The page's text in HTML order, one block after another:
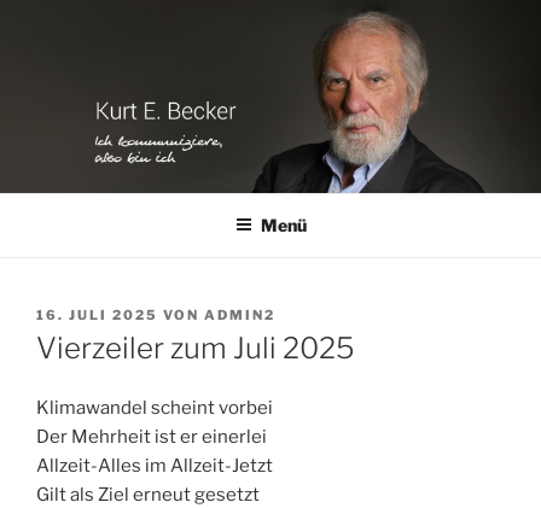
Menü
VERÖFFENTLICHT
AM
16. JULI 2025 VON ADMIN2
Vierzeiler zum Juli 2025
Klimawandel scheint vorbei
Der Mehrheit ist er einerlei
Allzeit-Alles im Allzeit-Jetzt
Gilt als Ziel erneut gesetzt